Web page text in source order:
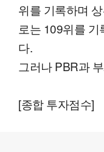
위를 기록하며
로는 109위를
다.
그러나 PBR과
[종합 투자점수]